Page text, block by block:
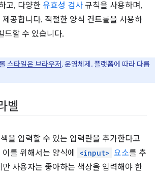
고, 다양한 유효성 검사 규칙을 사용하며,
공합니다. 적절한 양식 컨트롤을 사용하
드할 수 있습니다.
스타일은 브라우저, 운영체제, 플랫폼에 따라 다릅
벨
을 입력할 수 있는 입력란을 추가한다고
를 위해서는 양식에
<input> 요소를 추
사용자는 좋아하는 색상을 입력해야 한